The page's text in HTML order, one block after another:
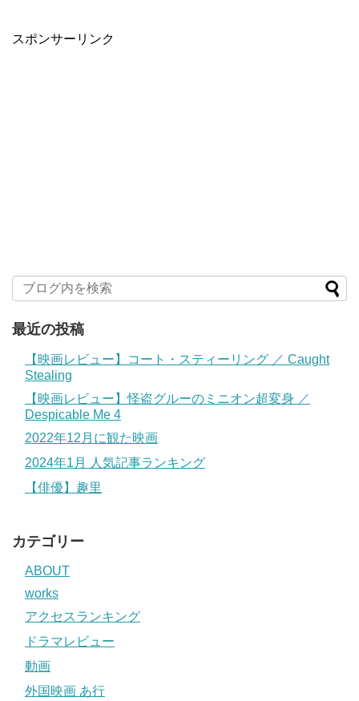
スポンサーリンク
最近の投稿
【映画レビュー】コート・スティーリング ／ Caught
Stealing
【映画レビュー】怪盗グルーのミニオン超変身 ／
Despicable Me 4
2022年12月に観た映画
2024年1月 人気記事ランキング
【俳優】趣里
カテゴリー
ABOUT
works
アクセスランキング
ドラマレビュー
動画
外国映画 あ行